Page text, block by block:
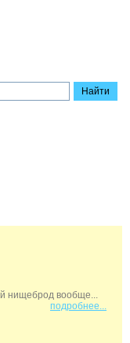
нищеброд вообще...
подробнее...